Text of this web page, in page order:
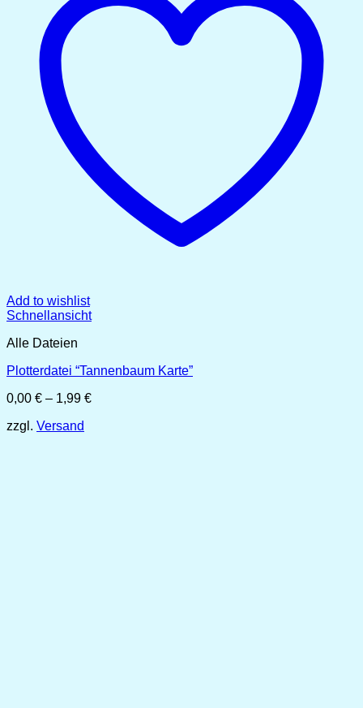
Add to wishlist
Schnellansicht
Alle Dateien
Plotterdatei “Tannenbaum Karte”
0,00 € – 1,99 €Preisspanne:
zzgl. Versand